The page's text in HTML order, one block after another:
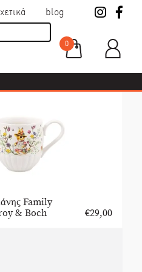
blog
0
Family
& Boch
€29,00